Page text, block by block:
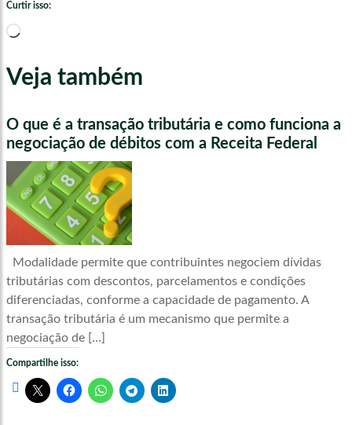
Curtir isso:
Carregando...
Veja também
O que é a transação tributária e como funciona a
negociação de débitos com a Receita Federal
Modalidade permite que contribuintes negociem dívidas
tributárias com descontos, parcelamentos e condições
diferenciadas, conforme a capacidade de pagamento. A
transação tributária é um mecanismo que permite a
negociação de […]
Compartilhe isso: